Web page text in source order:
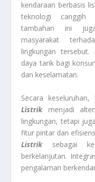
kendaraan berbasis
teknologi canggih
tambahan ini
masyarakat
lingkungan
daya tarik bagi
dan keselamatan.
Secara
Listrikmenjadi
lingkungan, tetapi
fitur pintar dan
Listriksebagai
berkelanjutan.
pengalaman